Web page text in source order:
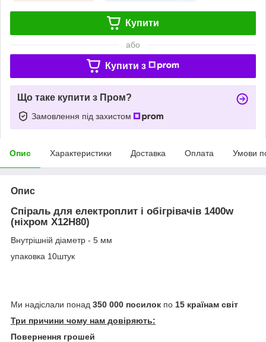
Купити
або
Купити з
Що таке купити з Пром?
Замовлення під захистом
Опис Характеристики Доставка Оплата Умови
Опис
Спіраль для електроплит і обігрівачів 1400w
(ніхром Х12Н80)
Внутрішній діаметр - 5 мм
упаковка 10штук
Ми надіслали понад 350 000 посилок по 15 країнам світ
Три причини чому нам довіряють:
Повернення грошей